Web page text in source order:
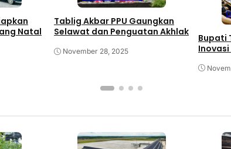
Natal
Tablig Akbar PPU Gaungkan
Selawat dan Penguatan Akhlak
November 28, 2025
Bupati
Inovasi